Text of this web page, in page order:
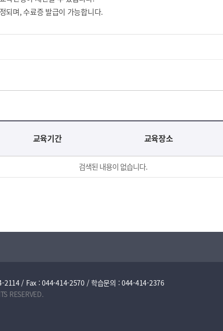
되며, 수료증 발급이 가능합니다.
교육기간 교육장소
검색된 내용이 없습니다.
2114 / Fax : 044-414-2570 / 학습문의 : 044-414-2376
RESERVED.